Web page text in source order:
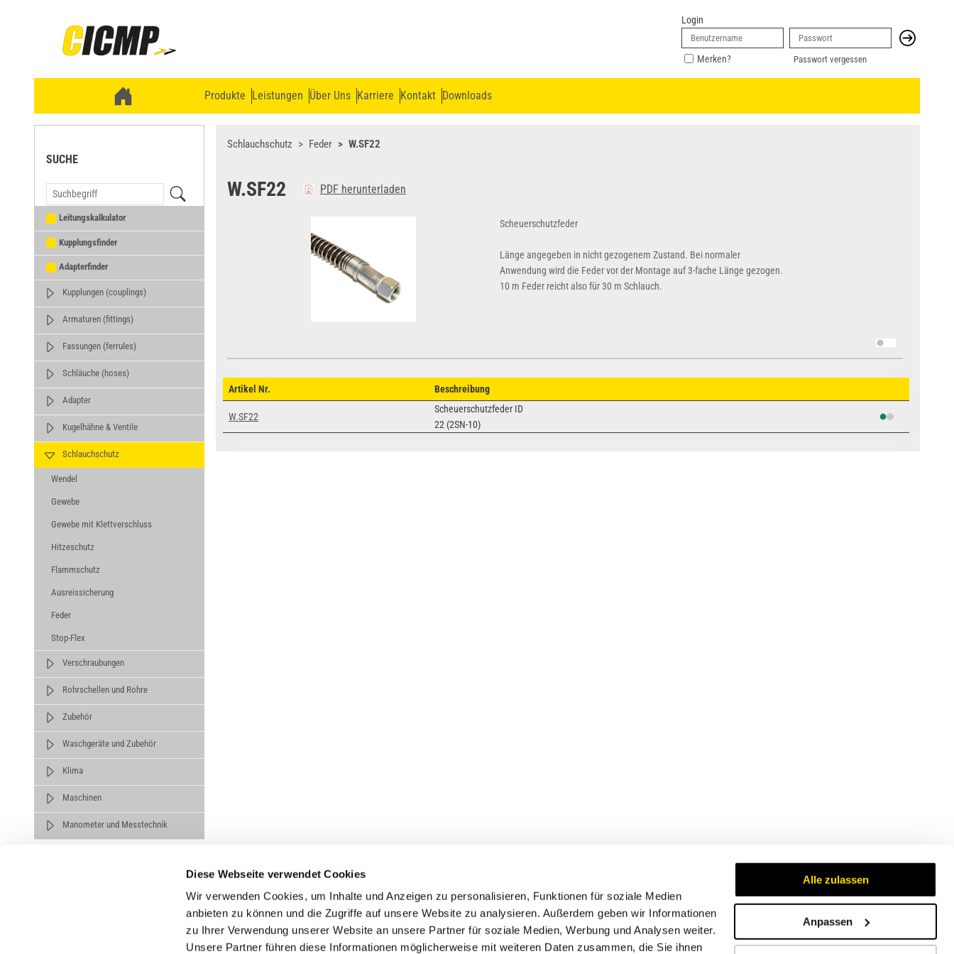
Diese Webseite verwendet Cookies
Wir verwenden Cookies, um Inhalte und Anzeigen zu personalisieren, Funktionen für soziale Medien
anbieten zu können und die Zugriffe auf unsere Website zu analysieren. Außerdem geben wir Informationen
zu Ihrer Verwendung unserer Website an unsere Partner für soziale Medien, Werbung und Analysen weiter.
Unsere Partner führen diese Informationen möglicherweise mit weiteren Daten zusammen, die Sie ihnen
Alle zulassen
Anpassen
Login
Merken? Passwort vergessen
Produkte Leistungen Über Uns Karriere Kontakt Downloads
SUCHE
Leitungskalkulator
Kupplungsfinder
Adapterfinder
Kupplungen (couplings)
Armaturen (fittings)
Fassungen (ferrules)
Schläuche (hoses)
Adapter
Kugelhähne & Ventile
Schlauchschutz
Wendel
Gewebe
Gewebe mit Klettverschluss
Hitzeschutz
Flammschutz
Ausreissicherung
Feder
Stop-Flex
Verschraubungen
Rohrschellen und Rohre
Zubehör
Waschgeräte und Zubehör
Klima
Maschinen
Manometer und Messtechnik
Schlauchschutz Feder W.SF22
W.SF22 PDF herunterladen
Scheuerschutzfeder
Länge angegeben in nicht gezogenem Zustand. Bei normaler
Anwendung wird die Feder vor der Montage auf 3-fache Länge gezogen.
10 m Feder reicht also für 30 m Schlauch.
Artikel Nr. Beschreibung
W.SF22
Scheuerschutzfeder ID
22 (2SN-10)
Unternehmen Service Kontakt Zertifikate